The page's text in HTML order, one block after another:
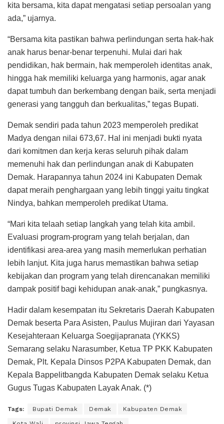
kita bersama, kita dapat mengatasi setiap persoalan yang
ada,” ujarnya.
“Bersama kita pastikan bahwa perlindungan serta hak-hak
anak harus benar-benar terpenuhi. Mulai dari hak
pendidikan, hak bermain, hak memperoleh identitas anak,
hingga hak memiliki keluarga yang harmonis, agar anak
dapat tumbuh dan berkembang dengan baik, serta menjadi
generasi yang tangguh dan berkualitas,” tegas Bupati.
Demak sendiri pada tahun 2023 memperoleh predikat
Madya dengan nilai 673,67. Hal ini menjadi bukti nyata
dari komitmen dan kerja keras seluruh pihak dalam
memenuhi hak dan perlindungan anak di Kabupaten
Demak. Harapannya tahun 2024 ini Kabupaten Demak
dapat meraih penghargaan yang lebih tinggi yaitu tingkat
Nindya, bahkan memperoleh predikat Utama.
“Mari kita telaah setiap langkah yang telah kita ambil.
Evaluasi program-program yang telah berjalan, dan
identifikasi area-area yang masih memerlukan perhatian
lebih lanjut. Kita juga harus memastikan bahwa setiap
kebijakan dan program yang telah direncanakan memiliki
dampak positif bagi kehidupan anak-anak,” pungkasnya.
Hadir dalam kesempatan itu Sekretaris Daerah Kabupaten
Demak beserta Para Asisten, Paulus Mujiran dari Yayasan
Kesejahteraan Keluarga Soegijapranata (YKKS)
Semarang selaku Narasumber, Ketua TP PKK Kabupaten
Demak, Plt. Kepala Dinsos P2PA Kabupaten Demak, dan
Kepala Bappelitbangda Kabupaten Demak selaku Ketua
Gugus Tugas Kabupaten Layak Anak. (*)
Tags: Bupati Demak Demak Kabupaten Demak